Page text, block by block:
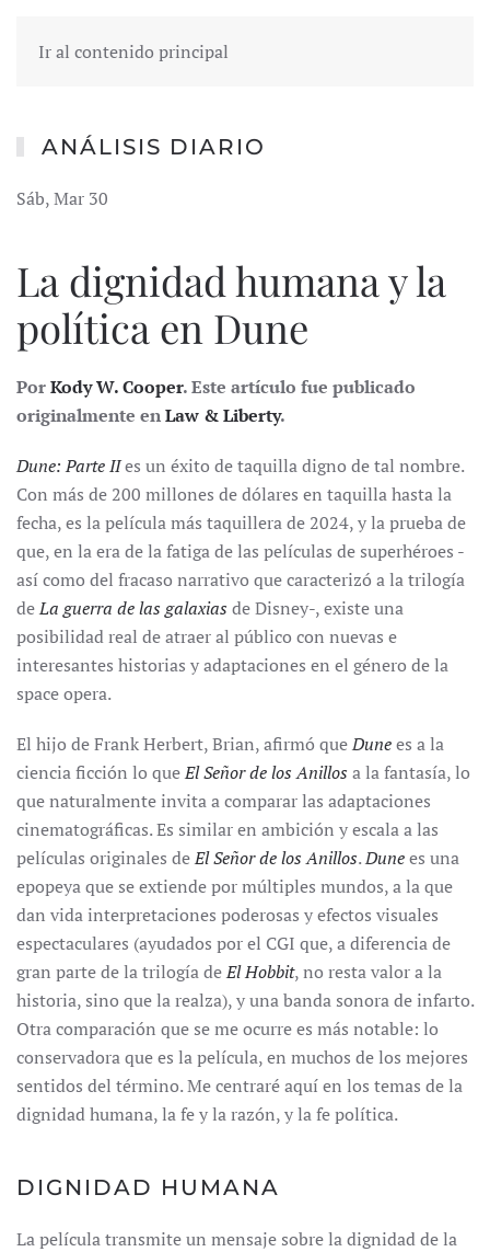
Ir al contenido principal
ANÁLISIS DIARIO
Sáb, Mar 30
La dignidad humana y la
política en Dune
PorKody W. Cooper. Este artículo fue publicado
originalmente enLaw & Liberty.
Dune: Parte IIes un éxito de taquilla digno de tal nombre.
Con más de 200 millones de dólares en taquilla hasta la
fecha, es la película más taquillera de 2024, y la prueba de
que, en la era de la fatiga de las películas de superhéroes -
así como del fracaso narrativo que caracterizó a la trilogía
deLa guerra de las galaxias de Disney-, existe una
posibilidad real de atraer al público con nuevas e
interesantes historias y adaptaciones en el género de la
space opera.
El hijo de Frank Herbert, Brian, afirmó queDunees a la
ciencia ficción lo queEl Señor de los Anillos a la fantasía, lo
que naturalmente invita a comparar las adaptaciones
cinematográficas. Es similar en ambición y escala a las
películas originales deEl Señor de los Anillos.Dunees una
epopeya que se extiende por múltiples mundos, a la que
dan vida interpretaciones poderosas y efectos visuales
espectaculares (ayudados por el CGI que, a diferencia de
gran parte de la trilogía deEl Hobbit, no resta valor a la
historia, sino que la realza), y una banda sonora de infarto.
Otra comparación que se me ocurre es más notable: lo
conservadora que es la película, en muchos de los mejores
sentidos del término. Me centraré aquí en los temas de la
dignidad humana, la fe y la razón, y la fe política.
DIGNIDAD HUMANA
La película transmite un mensaje sobre la dignidad de la